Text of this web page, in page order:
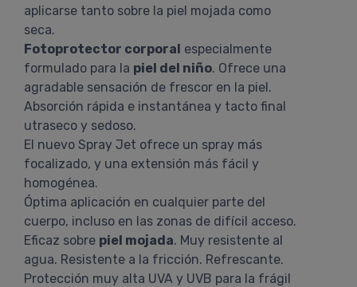
aplicarse tanto sobre la piel mojada como
seca.
Fotoprotector corporal especialmente
formulado para la piel del niño. Ofrece una
agradable sensación de frescor en la piel.
Absorción rápida e instantánea y tacto final
utraseco y sedoso.
El nuevo Spray Jet ofrece un spray más
focalizado, y una extensión más fácil y
homogénea.
Óptima aplicación en cualquier parte del
cuerpo, incluso en las zonas de difícil acceso.
Eficaz sobre piel mojada. Muy resistente al
agua. Resistente a la fricción. Refrescante.
Protección muy alta UVA y UVB para la frágil